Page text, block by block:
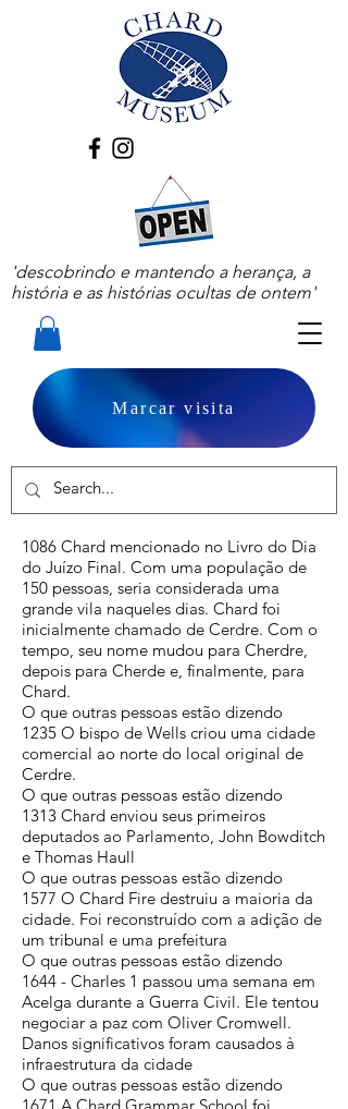
'descobrindo e mantendo a herança, a
história e as histórias ocultas de ontem'
Marcar visita
1086 Chard mencionado no Livro do Dia
do Juízo Final. Com uma população de
150 pessoas, seria considerada uma
grande vila naqueles dias. Chard foi
inicialmente chamado de Cerdre. Com o
tempo, seu nome mudou para Cherdre,
depois para Cherde e, finalmente, para
Chard.
O que outras pessoas estão dizendo
1235 O bispo de Wells criou uma cidade
comercial ao norte do local original de
Cerdre.
O que outras pessoas estão dizendo
1313 Chard enviou seus primeiros
deputados ao Parlamento, John Bowditch
e Thomas Haull
O que outras pessoas estão dizendo
1577 O Chard Fire destruiu a maioria da
cidade. Foi reconstruído com a adição de
um tribunal e uma prefeitura
O que outras pessoas estão dizendo
1644 - Charles 1 passou uma semana em
Acelga durante a Guerra Civil. Ele tentou
negociar a paz com Oliver Cromwell.
Danos significativos foram causados ​​à
infraestrutura da cidade
O que outras pessoas estão dizendo